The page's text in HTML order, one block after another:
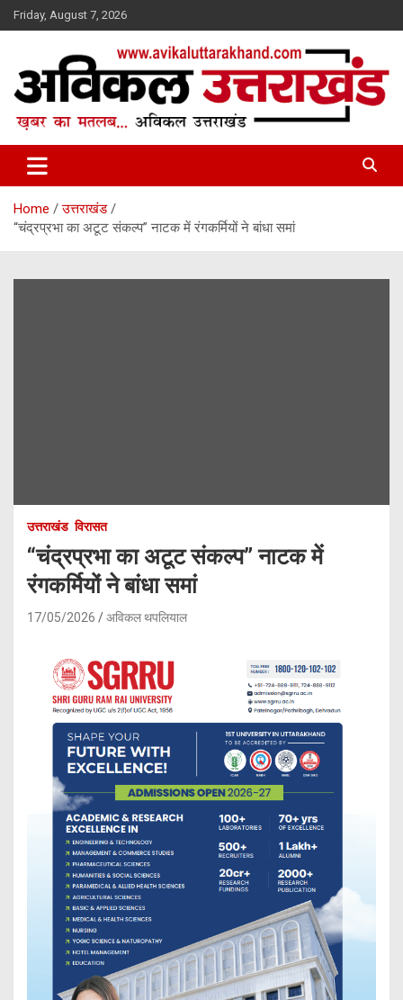
Skip
to
Friday, August 7, 2026
Avikal Uttarakhand
Home
उत्तराखंड
“चंद्रप्रभा का अटूट संकल्प” नाटक में रंगकर्मियों ने बांधा समां
उत्तराखंड विरासत
“चंद्रप्रभा का अटूट संकल्प” नाटक में
रंगकर्मियों ने बांधा समां
17/05/2026 अविकल थपलियाल